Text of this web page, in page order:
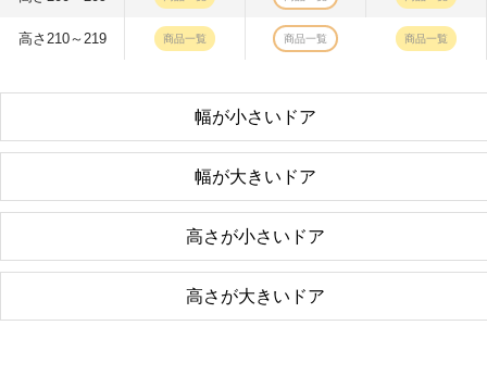
高さ210～219 商品一覧 商品一覧 商品一覧
幅が小さいドア
幅が大きいドア
高さが小さいドア
高さが大きいドア